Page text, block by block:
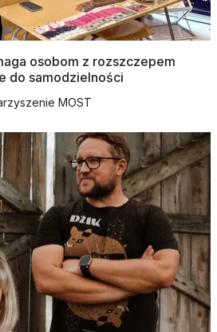
osobom z rozszczepem
do samodzielności
MOST